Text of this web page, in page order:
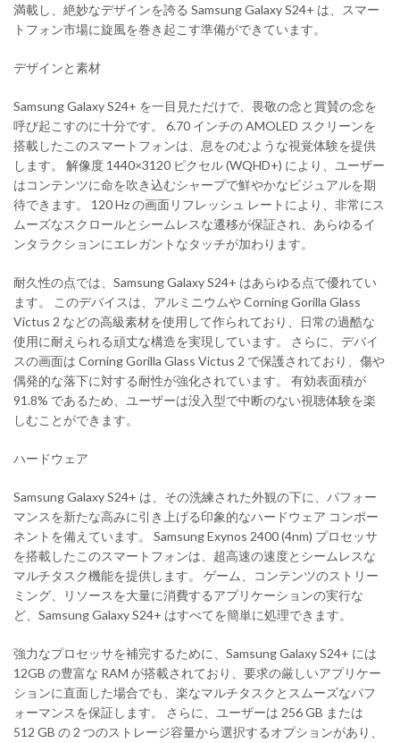
満載し、絶妙なデザインを誇る Samsung Galaxy S24+ は、スマー
トフォン市場に旋風を巻き起こす準備ができています。
デザインと素材
Samsung Galaxy S24+ を一目見ただけで、畏敬の念と賞賛の念を
呼び起こすのに十分です。 6.70 インチの AMOLED スクリーンを
搭載したこのスマートフォンは、息をのむような視覚体験を提供
します。 解像度 1440×3120 ピクセル (WQHD+) により、ユーザー
はコンテンツに命を吹き込むシャープで鮮やかなビジュアルを期
待できます。 120 Hz の画面リフレッシュ レートにより、非常にス
ムーズなスクロールとシームレスな遷移が保証され、あらゆるイ
ンタラクションにエレガントなタッチが加わります。
耐久性の点では、Samsung Galaxy S24+ はあらゆる点で優れてい
ます。 このデバイスは、アルミニウムや Corning Gorilla Glass
Victus 2 などの高級素材を使用して作られており、日常の過酷な
使用に耐えられる頑丈な構造を実現しています。 さらに、デバイ
スの画面は Corning Gorilla Glass Victus 2 で保護されており、傷や
偶発的な落下に対する耐性が強化されています。 有効表面積が
91.8% であるため、ユーザーは没入型で中断のない視聴体験を楽
しむことができます。
ハードウェア
Samsung Galaxy S24+ は、その洗練された外観の下に、パフォー
マンスを新たな高みに引き上げる印象的なハードウェア コンポー
ネントを備えています。 Samsung Exynos 2400 (4nm) プロセッサ
を搭載したこのスマートフォンは、超高速の速度とシームレスな
マルチタスク機能を提供します。 ゲーム、コンテンツのストリー
ミング、リソースを大量に消費するアプリケーションの実行な
ど、Samsung Galaxy S24+ はすべてを簡単に処理できます。
強力なプロセッサを補完するために、Samsung Galaxy S24+ には
12GB の豊富な RAM が搭載されており、要求の厳しいアプリケー
ションに直面した場合でも、楽なマルチタスクとスムーズなパフ
ォーマンスを保証します。 さらに、ユーザーは 256 GB または
512 GB の 2 つのストレージ容量から選択するオプションがあり、